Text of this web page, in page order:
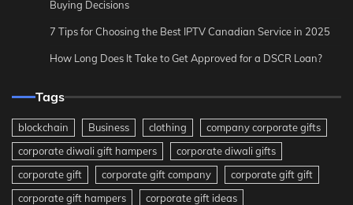
Buying Decisions
7 Tips for Choosing the Best IPTV Canadian Service in 2025
How Long Does It Take to Get Approved for a DSCR Loan?
Tags
blockchain Business clothing
company corporate gifts
corporate diwali gift hampers
corporate diwali gifts
corporate gift
corporate gift company
corporate gift gift
corporate gift hampers
corporate gift ideas